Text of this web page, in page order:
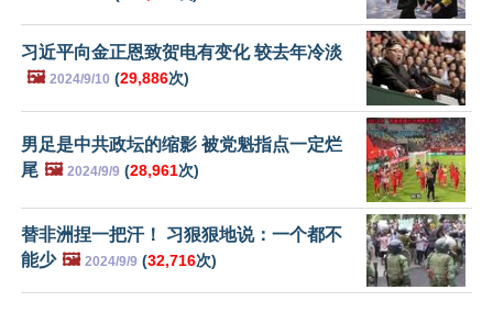
习近平向金正恩致贺电有变化 较去年冷淡
🖼️ 2024/9/10 (29,886次)
男足是中共政坛的缩影 被党魁指点一定烂
尾 🖼️ 2024/9/9 (28,961次)
替非洲捏一把汗！ 习狠狠地说：一个都不
能少 🖼️ 2024/9/9 (32,716次)